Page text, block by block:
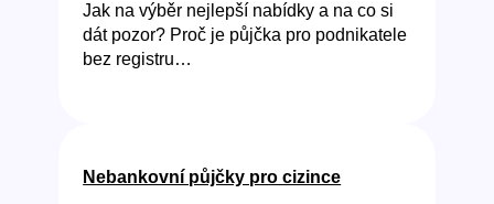
Jak na výběr nejlepší nabídky a na co si
dát pozor? Proč je půjčka pro podnikatele
bez registru…
Nebankovní půjčky pro cizince